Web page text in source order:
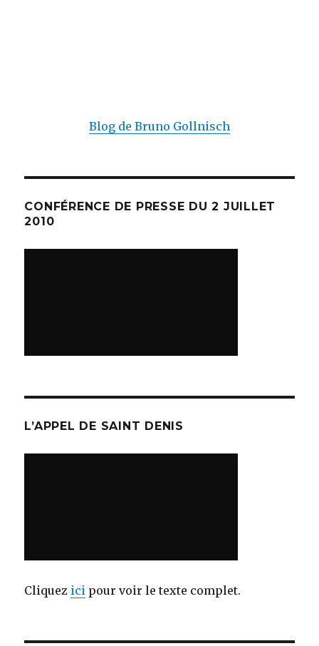
Blog de Bruno Gollnisch
CONFÉRENCE DE PRESSE DU 2 JUILLET
2010
L’APPEL DE SAINT DENIS
Cliquez ici pour voir le texte complet.